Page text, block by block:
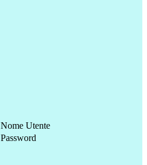
Nome Utente
Password